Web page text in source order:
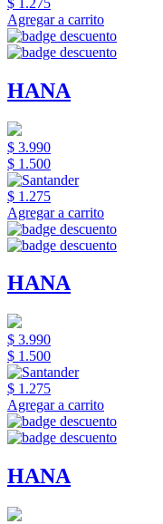
Agregar a carrito
HANA
$ 3.990
$ 1.500
$ 1.275
Agregar a carrito
HANA
$ 3.990
$ 1.500
$ 1.275
Agregar a carrito
HANA